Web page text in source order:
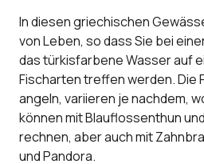
In diesen griechischen
von Leben, so dass Sie bei
das türkisfarbene Wasser auf
Fischarten treffen werden. Die
angeln, variieren je nachdem,
können mit Blauflossenthun
rechnen, aber auch mit
und Pandora.